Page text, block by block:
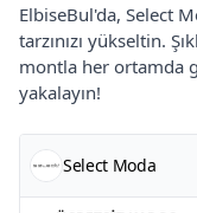
ElbiseBul'da, Select
tarzınızı yükseltin.
montla her ortamda
yakalayın!
Select Moda